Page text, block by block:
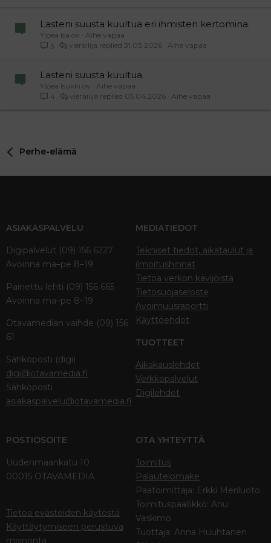
Lasteni suusta kuultua eri ihmisten kertomina.
Ylpeä Isä ov
Aihe vapaa
3
Aihe vapaa
31.03.2026
vierailija
Lasteni suusta kuultua.
Ylpeä Isukki ov
Aihe vapaa
4
Aihe vapaa
05.04.2026
vierailija
Perhe-elämä
ASIAKASPALVELU
Digipalvelut (09) 156 6227
Avoinna ma–pe 8–19
Painettu lehti (09) 156 665
Avoinna ma–pe 8–19
Otavamedian vaihde (09) 156
61
Sähköposti (digi)
digi@otavamedia.fi
Sähköposti
asiakaspalvelu@otavamedia.fi
MEDIATIEDOT
Tekniset tiedot, aikataulut ja
ilmoitushinnat
Tietoa verkon kävijöistä
Tietosuojaseloste
Avoimuusraportti
Käyttöehdot
TUOTTEET
Aikakauslehdet
Verkkopalvelut
Digilehdet
POSTIOSOITE
Uudenmaankatu 10
00015 OTAVAMEDIA
Tietoa evästeiden käytöstä
Käyttäytymiseen perustuva
mainonta
OTA YHTEYTTÄ
Toimitus
Palautelomake
Päätoimittaja: Erkki Meriluoto
Toimituspäällikkö: Anu
Vaskimo
Tuottaja: Anna Huuhtanen